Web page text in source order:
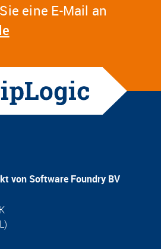
eine E-Mail an
von Software Foundry BV